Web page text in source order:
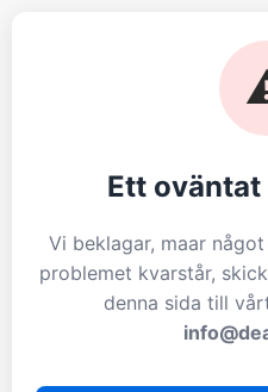
Ett
Vi beklagar, maar
problemet kvarstår,
denna sida till